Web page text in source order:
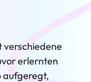
verschiedene
erlernten
aufgeregt,